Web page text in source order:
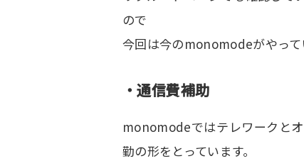
ので
今回は今のmonomodeがやっ
・通信費補助
monomodeではテレワークと
勤の形をとっています。